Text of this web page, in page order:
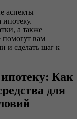
аспекты
ипотеку,
а также
помогут вам
и сделать шаг к
Как
для